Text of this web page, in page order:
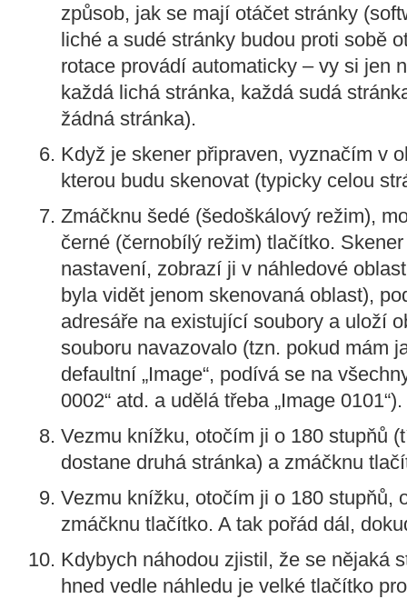
způsob, jak se mají otáčet stránky
liché a sudé stránky budou proti sobě
rotace provádí automaticky – vy si jen
každá lichá stránka, každá sudá
žádná stránka).
Když je skener připraven, vyznačím v
kterou budu skenovat (typicky celou
Zmáčknu šedé (šedoškálový režim),
černé (černobílý režim) tlačítko.
nastavení, zobrazí ji v náhledové
byla vidět jenom skenovaná oblast),
adresáře na existující soubory a uloží
souboru navazovalo (tzn. pokud mám
defaultní „Image“, podívá se na
0002“ atd. a udělá třeba „Image 0101“).
Vezmu knížku, otočím ji o 180 stupňů
dostane druhá stránka) a zmáčknu
Vezmu knížku, otočím ji o 180 stupňů,
zmáčknu tlačítko. A tak pořád dál,
Kdybych náhodou zjistil, že se nějaká
hned vedle náhledu je velké tlačítko